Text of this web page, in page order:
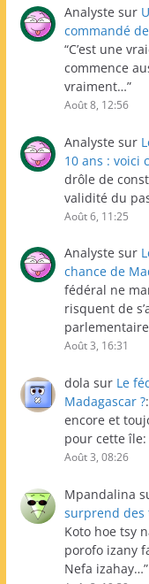
Analyste sur
commandé
“C’est une
commence
vraiment…”
Août 8, 12:56
Analyste sur
10 ans : voici
drôle de
validité du
Août 6, 11:25
Analyste sur
chance de
fédéral ne
risquent de
Août 3, 16:31
dola sur Le
Madagascar ?
encore et
pour cette
Août 3, 08:26
Mpandalina
surprend des
Koto hoe tsy
porofo izany
Nefa izahay…”